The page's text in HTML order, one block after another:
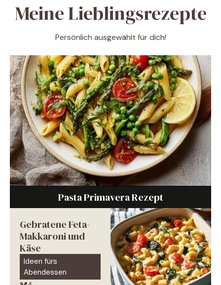
Meine Lieblingsrezepte
Persönlich ausgewählt für dich!
Pasta Primavera Rezept
Gebratene Feta-
Makkaroni und
Käse
Ideen fürs
Abendessen